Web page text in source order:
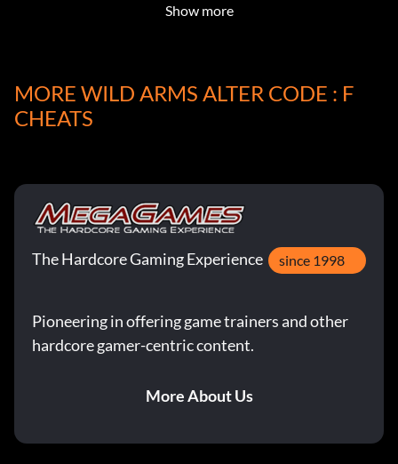
7. Sinner's Studio ; reçu de Vassim
9. Malduke
10. Ruines de la mémoire
11.Baskar Village ; acheter au marchand pour 5000 Gella
12.Devils Playground ; acheter au marchand pour 10,000
Gella
14. boîte à puzzle ; coordonnées X:3800 Y:4200
Show more
MORE WILD ARMS ALTER CODE : F
CHEATS
The Hardcore Gaming Experience since 1998
Pioneering in offering game trainers and other
hardcore gamer-centric content.
More About Us